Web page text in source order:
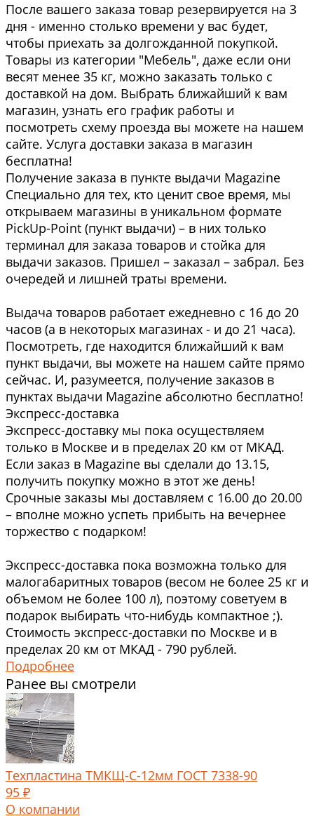
После вашего заказа товар резервируется на 3
дня - именно столько времени у вас будет,
чтобы приехать за долгожданной покупкой.
Товары из категории "Мебель", даже если они
весят менее 35 кг, можно заказать только с
доставкой на дом. Выбрать ближайший к вам
магазин, узнать его график работы и
посмотреть схему проезда вы можете на нашем
сайте. Услуга доставки заказа в магазин
бесплатна!
Получение заказа в пункте выдачи Magazine
Специально для тех, кто ценит свое время, мы
открываем магазины в уникальном формате
PickUp-Point (пункт выдачи) – в них только
терминал для заказа товаров и стойка для
выдачи заказов. Пришел – заказал – забрал. Без
очередей и лишней траты времени.
Выдача товаров работает ежедневно с 16 до 20
часов (а в некоторых магазинах - и до 21 часа).
Посмотреть, где находится ближайший к вам
пункт выдачи, вы можете на нашем сайте прямо
сейчас. И, разумеется, получение заказов в
пунктах выдачи Magazine абсолютно бесплатно!
Экспресс-доставка
Экспресс-доставку мы пока осуществляем
только в Москве и в пределах 20 км от МКАД.
Если заказ в Magazine вы сделали до 13.15,
получить покупку можно в этот же день!
Срочные заказы мы доставляем с 16.00 до 20.00
– вполне можно успеть прибыть на вечернее
торжество с подарком!
Экспресс-доставка пока возможна только для
малогабаритных товаров (весом не более 25 кг и
объемом не более 100 л), поэтому советуем в
подарок выбирать что-нибудь компактное ;).
Стоимость экспресс-доставки по Москве и в
пределах 20 км от МКАД - 790 рублей.
Подробнее
Ранее вы смотрели
Техпластина ТМКЩ-С-12мм ГОСТ 7338-90
95 ₽
О компании